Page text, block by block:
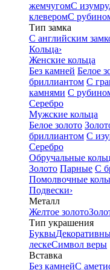
жемчугомС
клеверомС
Тип замка
С английским
Кольца›
Женские кольца
Без камней Белое
бриллиантом С
камнями С
Серебро
Мужские кольца
Белое золото
бриллиантом С
Серебро
Обручальные
Золото Парные С
Помолвочные
Подвески›
Металл
Желтое золото
Тип украшения
Буквы
лескеСимвол веры
Вставка
Без камнейС